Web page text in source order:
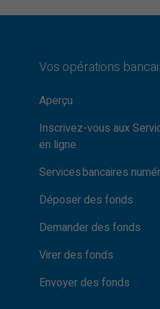
Vos opérations
Aperçu
Inscrivez-vous aux
en ligne
Services bancaires
Déposer des fonds
Demander des fonds
Virer des fonds
Envoyer des fonds